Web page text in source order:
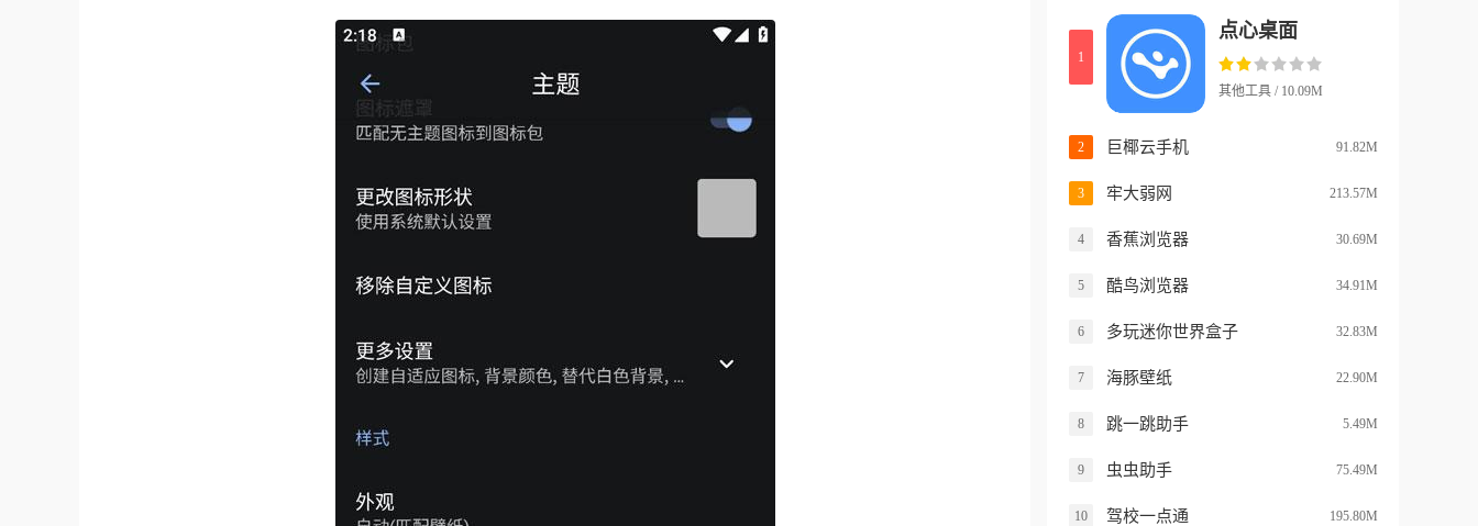
强，能够很好的模仿出角色的
特点来!
非常高清，而且有着live2d的
动态效果，在保证了用户们手
机硬件能够接受的范围内，最
大化的增加了壁纸的清晰度和
动态范围!而且壁纸的题材和
1
点心桌面
其他工具 / 10.09M
2 巨椰云手机 91.82M
3 牢大弱网 213.57M
4 香蕉浏览器 30.69M
5 酷鸟浏览器 34.91M
6 多玩迷你世界盒子 32.83M
7 海豚壁纸 22.90M
8 跳一跳助手 5.49M
9 虫虫助手 75.49M
10 驾校一点通 195.80M